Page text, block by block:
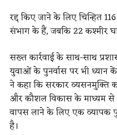
रद्द किए जाने के लिए चिन्हित
संभाग के हैं, जबकि 22 कश्मीर
सख्त कार्रवाई के साथ-साथ
युवाओं के पुनर्वास पर भी ध्यान
ने कहा कि सरकार व्यसनमुक्ति
और कौशल विकास के माध्यम से
वापस लाने के लिए एक व्यापक
है।